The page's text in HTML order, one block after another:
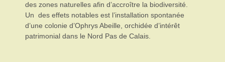
des zones naturelles afin d’accroître la biodiversité.
Un des effets notables est l’installation spontanée
d’une colonie d’Ophrys Abeille, orchidée d’intérêt
patrimonial dans le Nord Pas de Calais.